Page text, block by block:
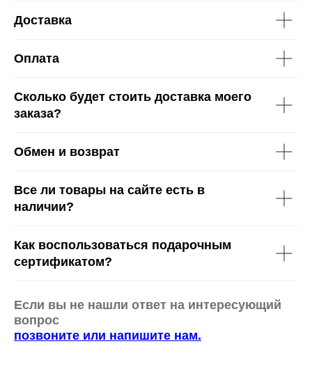
Доставка
Оплата
Сколько будет стоить доставка моего
заказа?
Обмен и возврат
Все ли товары на сайте есть в
наличии?
Как воспользоваться подарочным
сертификатом?
Если вы не нашли ответ на интересующий
вопрос
позвоните или напишите нам.